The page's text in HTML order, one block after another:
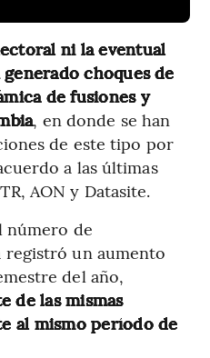
ni la eventual
choques de
de fusiones y
, en donde se han
de este tipo por
a las últimas
AON y Datasite.
número de
registró un aumento
del año,
de las mismas
al mismo período de